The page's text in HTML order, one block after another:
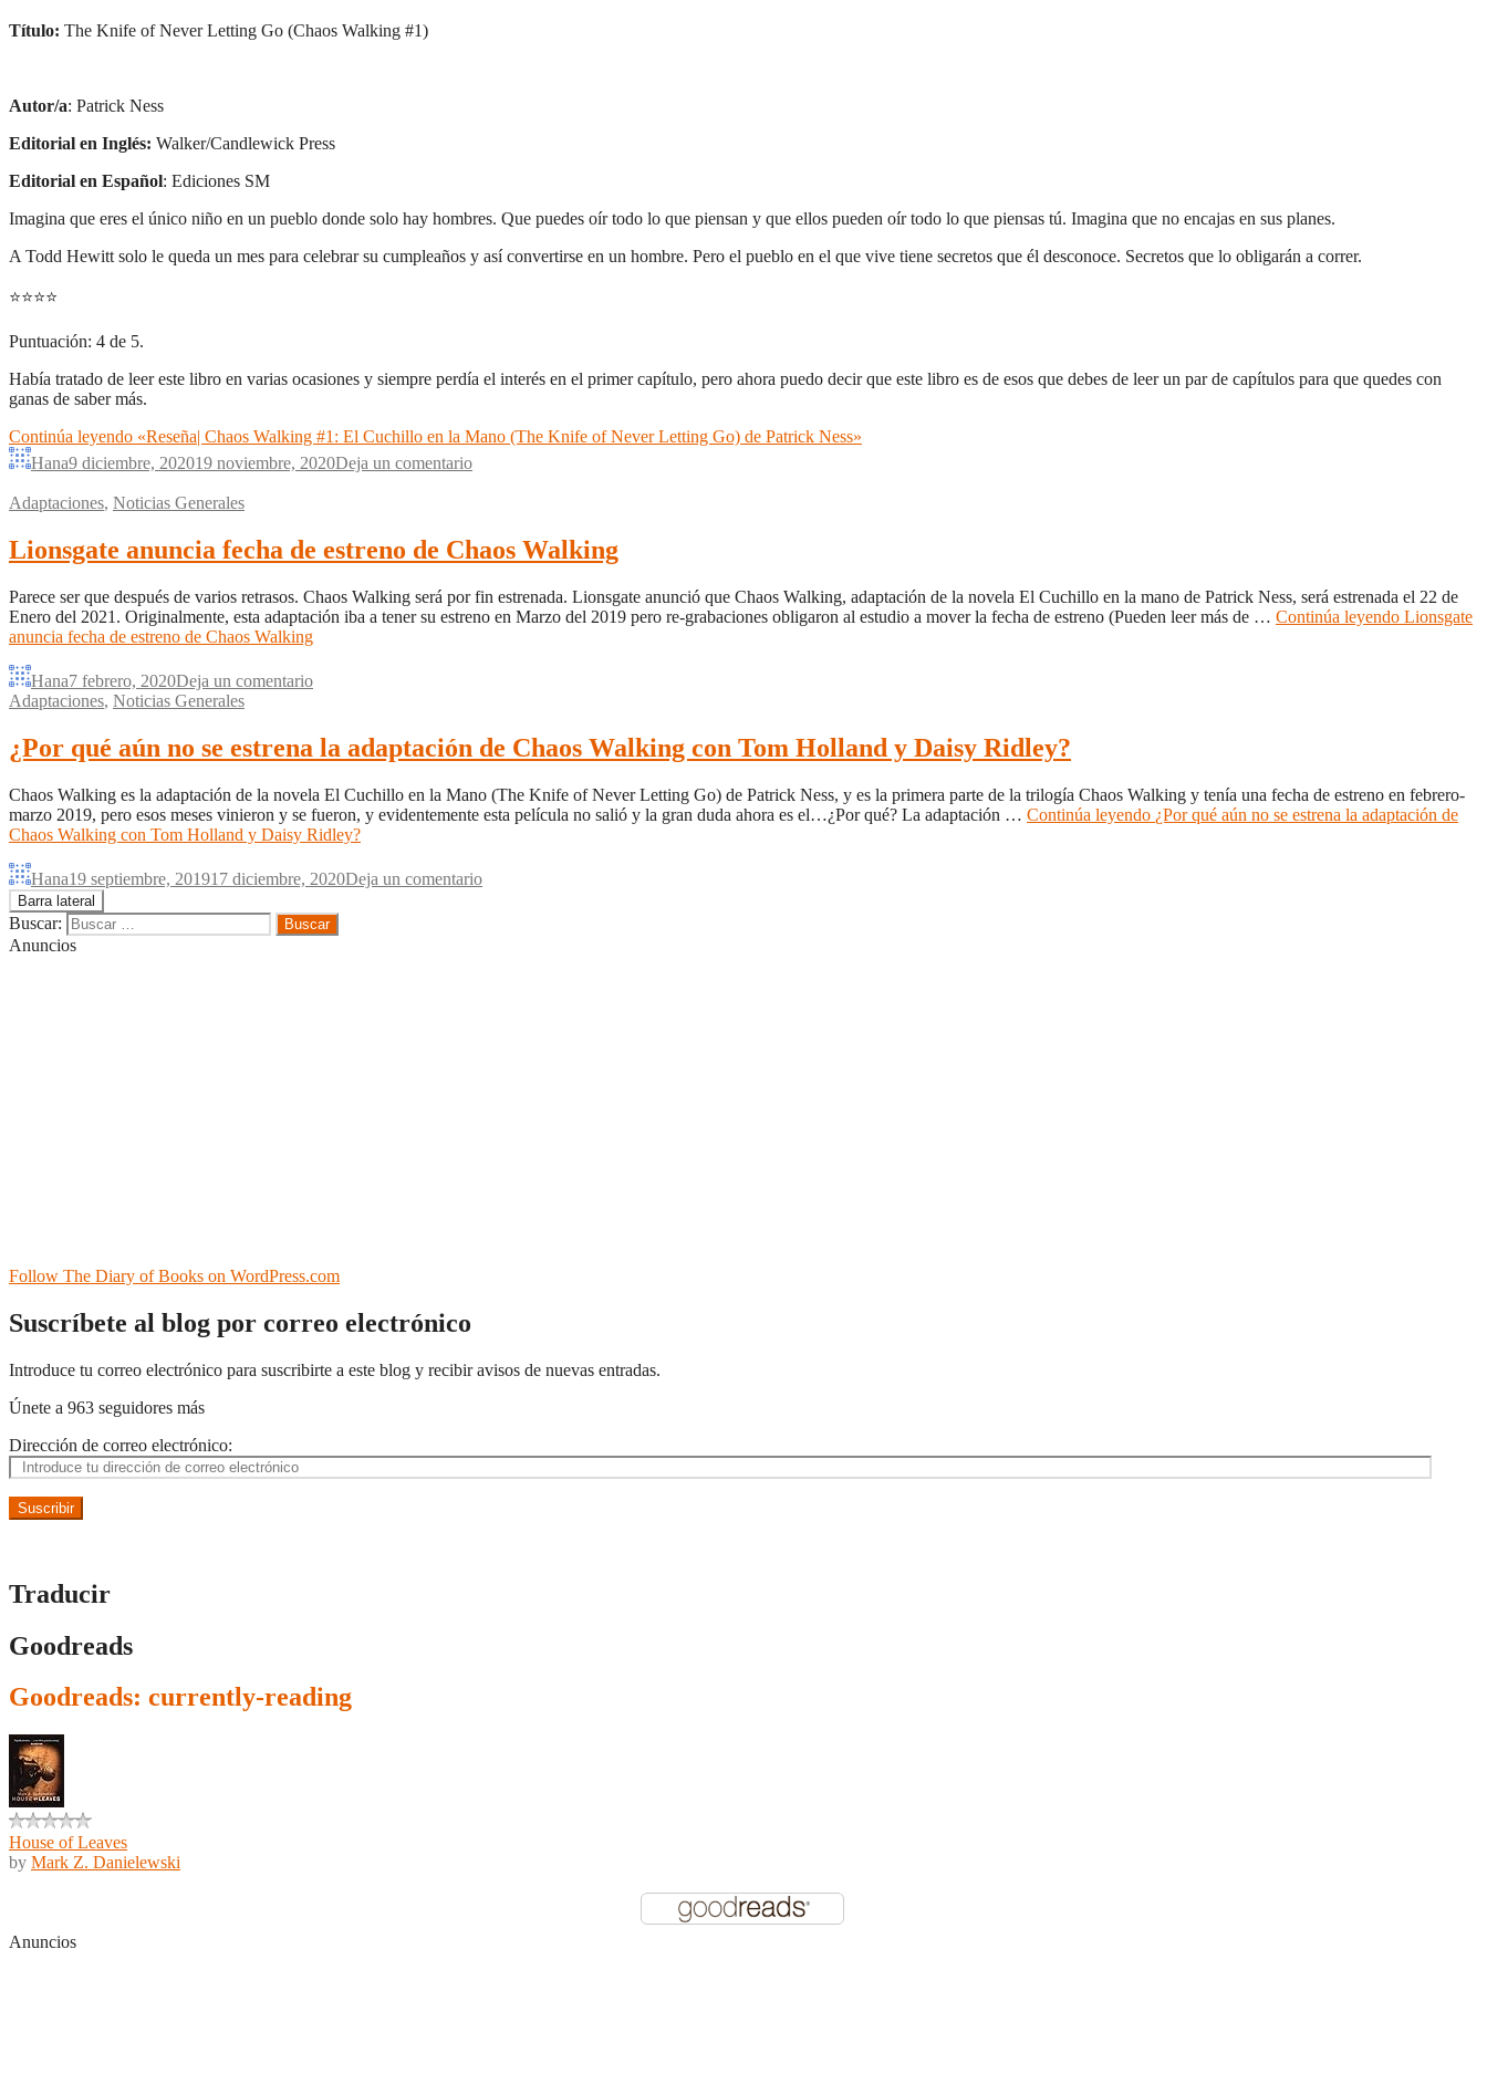
Título: The Knife of Never Letting Go (Chaos Walking #1)
Autor/a: Patrick Ness
Editorial en Inglés: Walker/Candlewick Press
Editorial en Español: Ediciones SM
Imagina que eres el único niño en un pueblo donde solo hay hombres. Que puedes oír todo lo que piensan y que ellos pueden oír todo lo que piensas tú. Imagina que no encajas en sus planes.
A Todd Hewitt solo le queda un mes para celebrar su cumpleaños y así convertirse en un hombre. Pero el pueblo en el que vive tiene secretos que él desconoce. Secretos que lo obligarán a correr.
⭐⭐⭐⭐
Puntuación: 4 de 5.
Había tratado de leer este libro en varias ocasiones y siempre perdía el interés en el primer capítulo, pero ahora puedo decir que este libro es de esos que debes de leer un par de capítulos para que quedes con
ganas de saber más.
Continúa leyendo «Reseña| Chaos Walking #1: El Cuchillo en la Mano (The Knife of Never Letting Go) de Patrick Ness»
Hana9 diciembre, 202019 noviembre, 2020Deja un comentario
Adaptaciones, Noticias Generales
Lionsgate anuncia fecha de estreno de Chaos Walking
Parece ser que después de varios retrasos. Chaos Walking será por fin estrenada. Lionsgate anunció que Chaos Walking, adaptación de la novela El Cuchillo en la mano de Patrick Ness, será estrenada el 22 de
Enero del 2021. Originalmente, esta adaptación iba a tener su estreno en Marzo del 2019 pero re-grabaciones obligaron al estudio a mover la fecha de estreno (Pueden leer más de … Continúa leyendo Lionsgate
anuncia fecha de estreno de Chaos Walking
Hana7 febrero, 2020Deja un comentario
Adaptaciones, Noticias Generales
¿Por qué aún no se estrena la adaptación de Chaos Walking con Tom Holland y Daisy Ridley?
Chaos Walking es la adaptación de la novela El Cuchillo en la Mano (The Knife of Never Letting Go) de Patrick Ness, y es la primera parte de la trilogía Chaos Walking y tenía una fecha de estreno en febrero-
marzo 2019, pero esos meses vinieron y se fueron, y evidentemente esta película no salió y la gran duda ahora es el…¿Por qué? La adaptación … Continúa leyendo ¿Por qué aún no se estrena la adaptación de
Chaos Walking con Tom Holland y Daisy Ridley?
Hana19 septiembre, 201917 diciembre, 2020Deja un comentario
Barra lateral
Buscar:
Anuncios
Follow The Diary of Books on WordPress.com
Suscríbete al blog por correo electrónico
Introduce tu correo electrónico para suscribirte a este blog y recibir avisos de nuevas entradas.
Únete a 963 seguidores más
Dirección de correo electrónico:
Suscribir
Traducir
Goodreads
Goodreads: currently-reading
House of Leaves
by Mark Z. Danielewski
Anuncios